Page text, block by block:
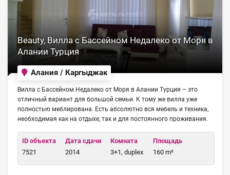
Beauty, Вилла с Бассейном Недалеко от Моря в
Алании Турция
Алания / Каргыджак
Вилла с Бассейном Недалеко от Моря в Алании Турция – это
отличный вариант для большой семьи. К тому же вилла уже
полностью меблирована. Есть абсолютно вся мебель и техника,
необходимая как на отдыхе, так и для постоянного проживания.
ID объекта
7521
Дата сдачи
2014
Комната
3+1, duplex
Площадь
160 m²